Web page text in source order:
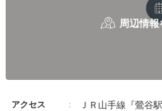
アクセス
ＪＲ山手線『鶯谷